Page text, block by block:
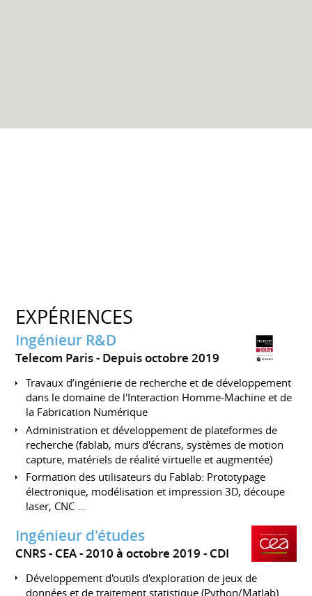
EXPÉRIENCES
Ingénieur R&D
Telecom Paris Depuis octobre 2019
Travaux d’ingénierie de recherche et de développement
dans le domaine de l'Interaction Homme-Machine et de
la Fabrication Numérique
Administration et développement de plateformes de
recherche (fablab, murs d'écrans, systèmes de motion
capture, matériels de réalité virtuelle et augmentée)
Formation des utilisateurs du Fablab: Prototypage
électronique, modélisation et impression 3D, découpe
laser, CNC ...
Ingénieur d'études
CNRS - CEA 2010 à octobre 2019 CDI
Développement d'outils d'exploration de jeux de
données et de traitement statistique (Python/Matlab)